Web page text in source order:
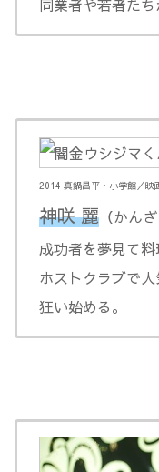
同業者や若者たち
2014 真鍋昌平・小学館／映
神咲 麗 （かん
成功者を夢見て料
ホストクラブで
狂い始める。